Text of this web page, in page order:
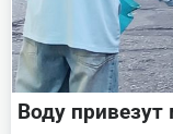
Воду